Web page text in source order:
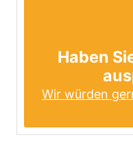
Haben
Wir würden